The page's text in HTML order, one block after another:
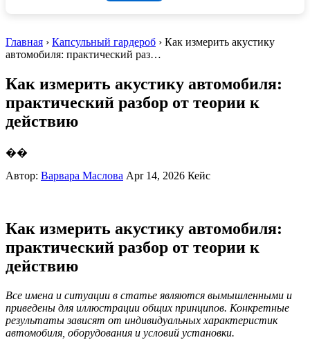
Главная › Капсульный гардероб › Как измерить акустику
автомобиля: практический раз…
Как измерить акустику автомобиля:
практический разбор от теории к
действию
��
Автор: Варвара Маслова Apr 14, 2026 Кейс
Как измерить акустику автомобиля:
практический разбор от теории к
действию
Все имена и ситуации в статье являются вымышленными и
приведены для иллюстрации общих принципов. Конкретные
результаты зависят от индивидуальных характеристик
автомобиля, оборудования и условий установки.